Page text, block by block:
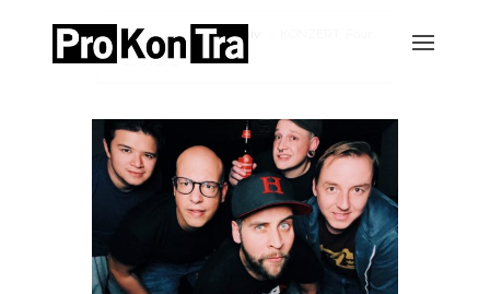
Home Events-Archiv
Point Nine